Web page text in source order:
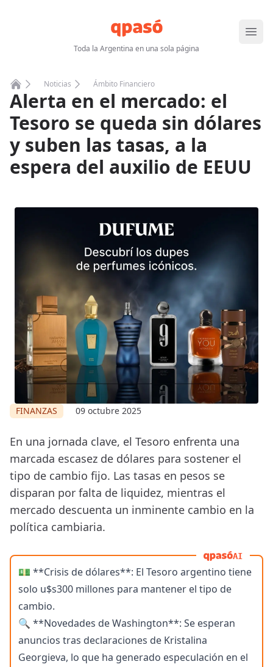
Toda la Argentina en una sola página
Abrir
Home
Noticias Ámbito Financiero
Alerta en el mercado: el
Tesoro se queda sin dólares
y suben las tasas, a la
espera del auxilio de EEUU
FINANZAS 09 octubre 2025
En una jornada clave, el Tesoro enfrenta una
marcada escasez de dólares para sostener el
tipo de cambio fijo. Las tasas en pesos se
disparan por falta de liquidez, mientras el
mercado descuenta un inminente cambio en la
política cambiaria.
AI
💵 **Crisis de dólares**: El Tesoro argentino tiene
solo u$s300 millones para mantener el tipo de
cambio.
🔍 **Novedades de Washington**: Se esperan
anuncios tras declaraciones de Kristalina
Georgieva, lo que ha generado especulación en el